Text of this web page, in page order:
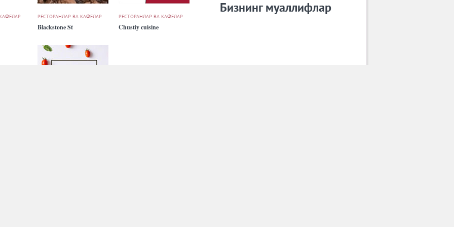
РЕСТОРАНЛАР ВА КАФЕЛАР
Blackstone St
РЕСТОРАНЛАР ВА КАФЕЛАР
Chustiy cuisine
Бизнинг муаллифлар